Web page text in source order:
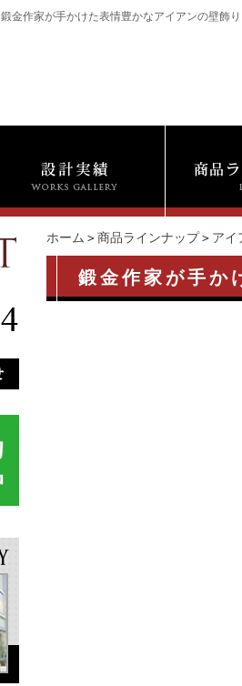
鍛金作家が手かけた表情豊かなアイアンの壁飾
ホーム ＞ 商品ラインナップ ＞ アイ
鍛金作家が手